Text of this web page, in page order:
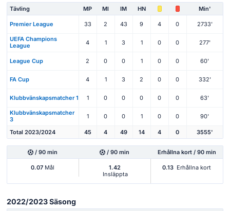
Tävling MP Ml IM HN Min'
Premier League 33 2 43 9 4 0 2733'
UEFA Champions
League
4 1 3 1 0 0 277'
League Cup 2 0 0 1 0 0 60'
FA Cup 4 1 3 2 0 0 332'
Klubbvänskapsmatcher 1 1 0 0 0 0 0 63'
Klubbvänskapsmatcher
3
1 0 0 1 0 0 90'
Total 2023/2024 45 4 49 14 4 0 3555'
/ 90 min / 90 min Erhållna kort / 90 min
0.07 Mål
1.42
Insläppta
0.13 Erhållna kort
2022/2023 Säsong